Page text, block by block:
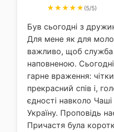
★★★★★ (5/5)
Був сьогодні з
Для мене як для
важливо, щоб служба
наповненою.
гарне враження:
прекрасний спів і,
єдності навколо
Україну. Проповідь
Причастя була